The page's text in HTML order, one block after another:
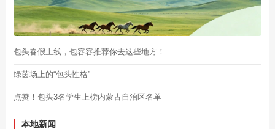
包头春假上线，包容容推荐你去这些地方！
绿茵场上的“包头性格”
点赞！包头3名学生上榜内蒙古自治区名单
本地新闻